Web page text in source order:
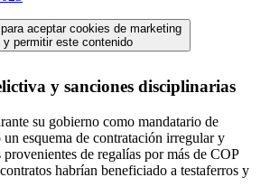
aceptar cookies de marketing
y permitir este contenido
y sanciones disciplinarias
su gobierno como mandatario de
esquema de contratación irregular y
de regalías por más de COP
habrían beneficiado a testaferros y